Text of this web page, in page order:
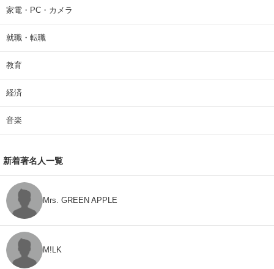
家電・PC・カメラ
就職・転職
教育
経済
音楽
新着著名人一覧
Mrs. GREEN APPLE
M!LK